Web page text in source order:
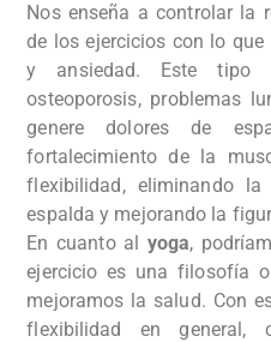
Nos enseña a controlar la
de los ejercicios con lo
y ansiedad. Este tipo
osteoporosis, problemas
genere dolores de
fortalecimiento de la
flexibilidad, eliminando
espalda y mejorando la
En cuanto al yoga,
ejercicio es una filosofía
mejoramos la salud. Con
flexibilidad en general,